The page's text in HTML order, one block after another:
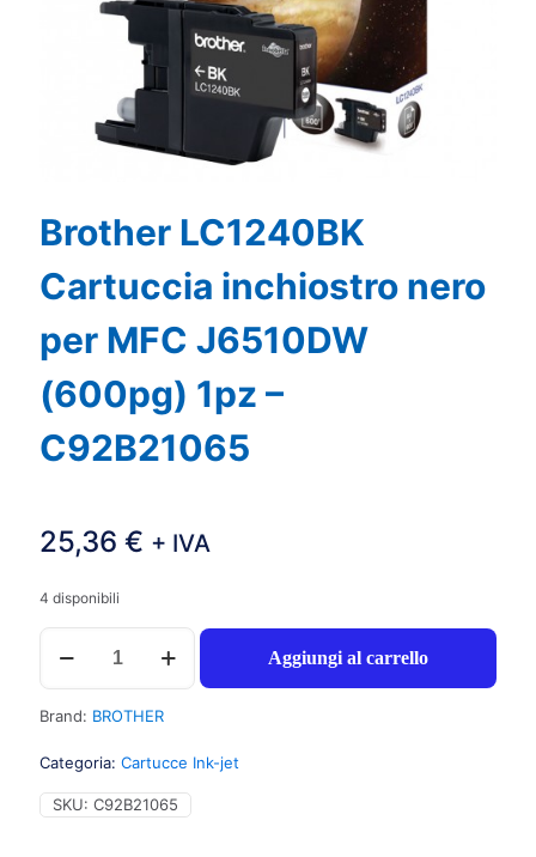
Brother LC1240BK
Cartuccia inchiostro nero
per MFC J6510DW
(600pg) 1pz –
C92B21065
25,36 € + IVA
4 disponibili
Brother
LC1240BK
Cartuccia
inchiostro
nero
MFC
J6510DW
(600pg)
Aggiungi al carrello
Brand: BROTHER
Categoria: Cartucce Ink-jet
SKU: C92B21065